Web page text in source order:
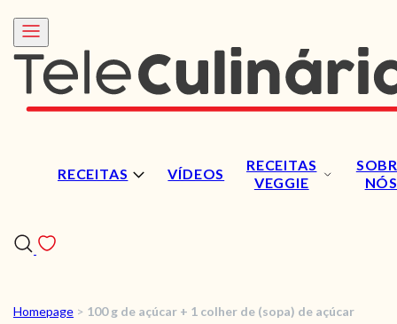
RECEITAS VÍDEOS
RECEITAS
VEGGIE
NÓS
RECEITAS
Homepage > 100 g de açúcar + 1 colher de (sopa) de açúcar